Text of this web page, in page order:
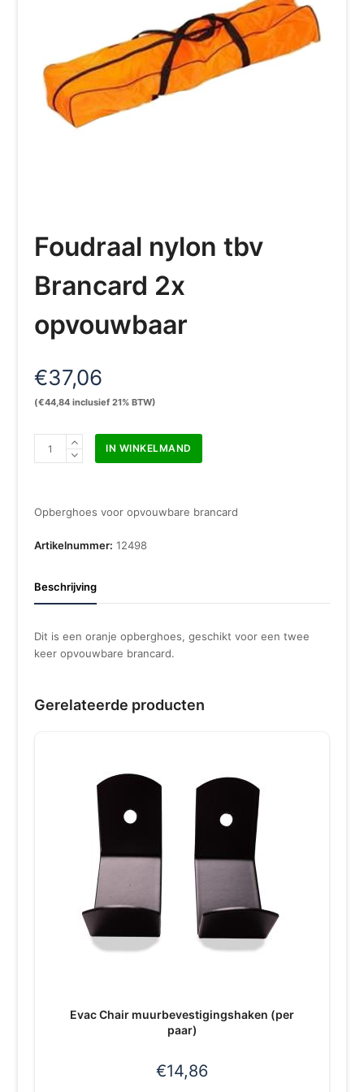
Foudraal nylon tbv
Brancard 2x
opvouwbaar
€37,06
(€44,84 inclusief 21% BTW)
Foudraal
2x
aantal
IN WINKELMAND
Opberghoes voor opvouwbare brancard
Artikelnummer: 12498
Beschrijving
Dit is een oranje opberghoes, geschikt voor een twee
keer opvouwbare brancard.
Gerelateerde producten
Evac Chair muurbevestigingshaken (per
paar)
€14,86